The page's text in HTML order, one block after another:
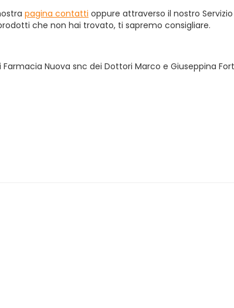
pagina contatti oppure attraverso il nostro
che non hai trovato, ti sapremo consigliare.
Nuova snc dei Dottori Marco e Giuseppina